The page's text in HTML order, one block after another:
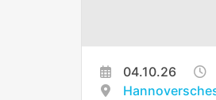
04.10.26